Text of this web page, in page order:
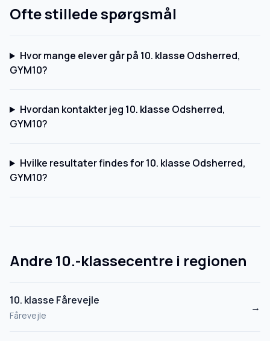
Ofte stillede spørgsmål
Hvor mange elever går på 10. klasse Odsherred,
GYM10?
Hvordan kontakter jeg 10. klasse Odsherred,
GYM10?
Hvilke resultater findes for 10. klasse Odsherred,
GYM10?
Andre 10.-klassecentre i regionen
10. klasse Fårevejle
Fårevejle
→